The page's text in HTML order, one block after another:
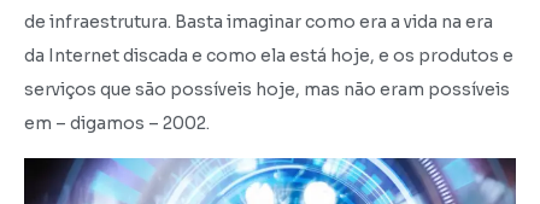
de infraestrutura. Basta imaginar como era a vida na era
da Internet discada e como ela está hoje, e os produtos e
serviços que são possíveis hoje, mas não eram possíveis
em – digamos – 2002.